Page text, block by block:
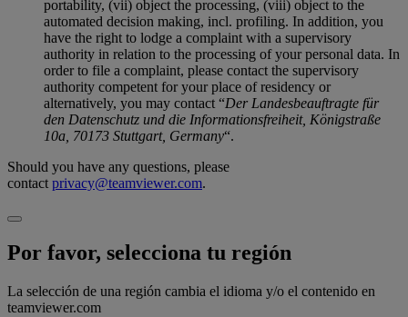
portability, (vii) object the processing, (viii) object to the
automated decision making, incl. profiling. In addition, you
have the right to lodge a complaint with a supervisory
authority in relation to the processing of your personal data. In
order to file a complaint, please contact the supervisory
authority competent for your place of residency or
alternatively, you may contact “Der Landesbeauftragte für
den Datenschutz und die Informationsfreiheit, Königstraße
10a, 70173 Stuttgart, Germany“.
Should you have any questions, please
contactprivacy@teamviewer.com.
Por favor, selecciona tu región
La selección de una región cambia el idioma y/o el contenido en
teamviewer.com